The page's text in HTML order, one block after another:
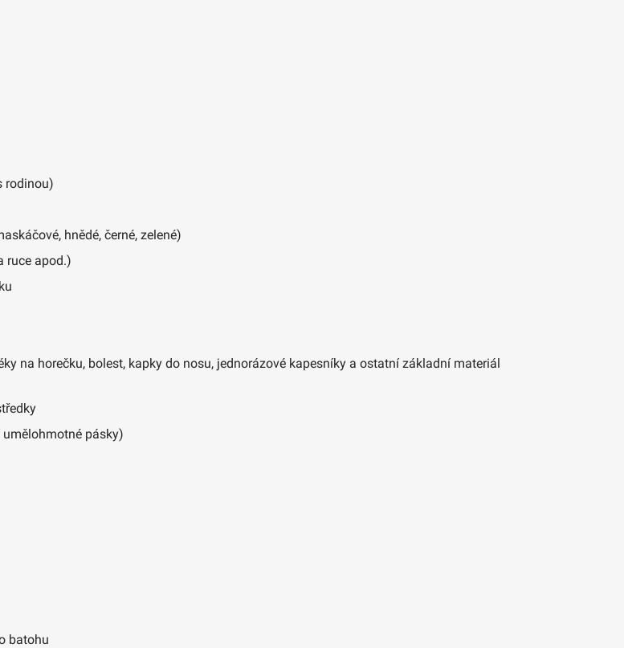
rodinou)
hnědé, černé, zelené)
ruce apod.)
na horečku, bolest, kapky do nosu, jednorázové kapesníky a ostatní základní materiál
umělohmotné pásky)
batohu